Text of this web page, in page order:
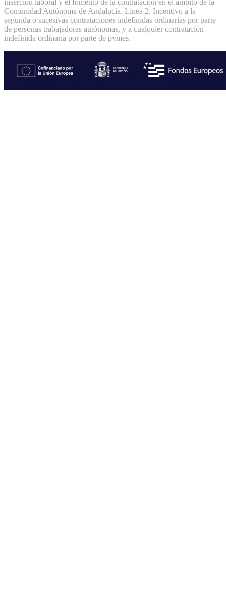
Comunidad Autónoma de Andalucía. Línea 2. Incentivo a la
segunda o sucesivas contrataciones indefinidas ordinarias por parte
de personas trabajadoras autónomas, y a cualquier contratación
indefinida ordinaria por parte de pymes.